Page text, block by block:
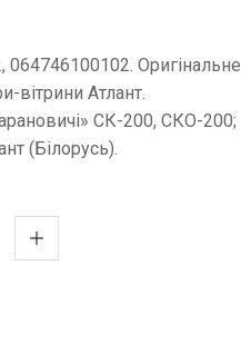
Оригінальне
вітрини Атлант.
СК-200, СКО-200;
(Білорусь).